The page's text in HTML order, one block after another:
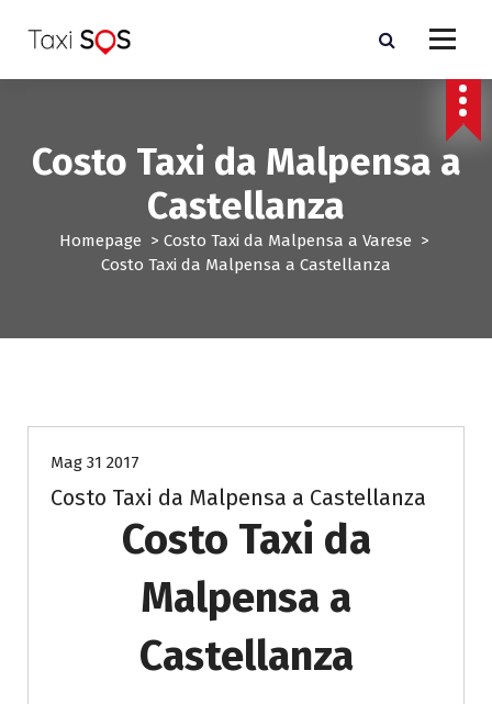
a
Costo Taxi da Malpensa a
Castellanza
Homepage > Costo Taxi da Malpensa a Varese >
Costo Taxi da Malpensa a Castellanza
Mag 31 2017
Costo Taxi da Malpensa a Castellanza
Costo Taxi da
Malpensa a
Castellanza